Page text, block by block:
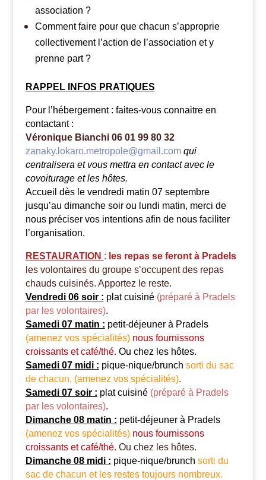
association ?
Comment faire pour que chacun s’approprie
collectivement l’action de l’association et y
prenne part ?
RAPPEL INFOS PRATIQUES
Pour l’hébergement : faites-vous connaitre en
contactant :
Véronique Bianchi 06 01 99 80 32
zanaky.lokaro.metropole@gmail.comqui
centralisera et vous mettra en contact avec le
covoiturage et les hôtes.
Accueil dès le vendredi matin 07 septembre
jusqu’au dimanche soir ou lundi matin, merci de
nous préciser vos intentions afin de nous faciliter
l’organisation.
RESTAURATION : les repas se feront à Pradels
les volontaires du groupe s’occupent des repas
chauds cuisinés. Apportez le reste.
Vendredi 06 soir : plat cuisiné (préparé à Pradels
par les volontaires).
Samedi 07 matin : petit-déjeuner à Pradels
(amenez vos spécialités) nous fournissons
croissants et café/thé. Ou chez les hôtes.
Samedi 07 midi : pique-nique/brunch sorti du sac
de chacun, (amenez vos spécialités).
Samedi 07 soir : plat cuisiné (préparé à Pradels
par les volontaires).
Dimanche 08 matin : petit-déjeuner à Pradels
(amenez vos spécialités) nous fournissons
croissants et café/thé. Ou chez les hôtes.
Dimanche 08 midi : pique-nique/brunch sorti du
sac de chacun et les restes toujours nombreux.